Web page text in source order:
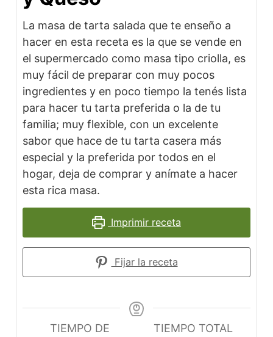
La masa de tarta salada que te enseño a
hacer en esta receta es la que se vende en
el supermercado como masa tipo criolla, es
muy fácil de preparar con muy pocos
ingredientes y en poco tiempo la tenés lista
para hacer tu tarta preferida o la de tu
familia; muy flexible, con un excelente
sabor que hace de tu tarta casera más
especial y la preferida por todos en el
hogar, deja de comprar y anímate a hacer
esta rica masa.
Imprimir receta
Fijar la receta
TIEMPO DE
TIEMPO TOTAL